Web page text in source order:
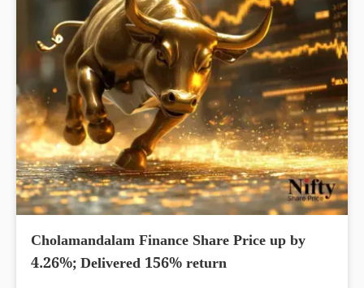
Cholamandalam Finance Share Price up by
4.26%; Delivered 156% return